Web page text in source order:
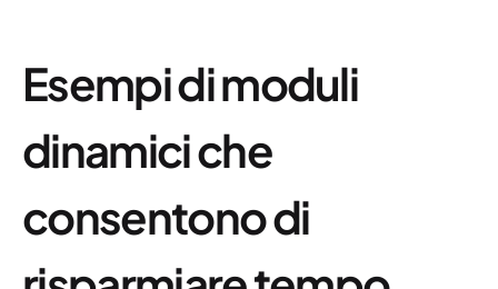
Esempi di moduli
dinamici che
consentono di